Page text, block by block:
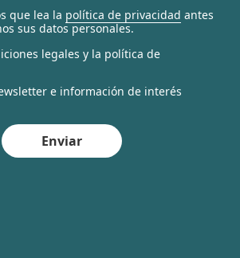
que lea la política de privacidad antes
sus datos personales.
legales y la política de
e información de interés
Enviar